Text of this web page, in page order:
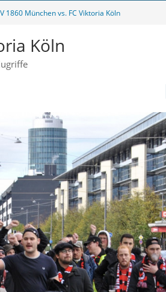
1860 München vs. FC Viktoria Köln
Köln